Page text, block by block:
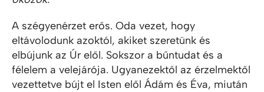
A szégyenérzet erős. Oda vezet, hogy
eltávolodunk azoktól, akiket szeretünk és
elbújunk az Úr elől. Sokszor a bűntudat és a
félelem a velejárója. Ugyanezektől az érzelmektől
vezettetve bújt el Isten elől Ádám és Éva, miután